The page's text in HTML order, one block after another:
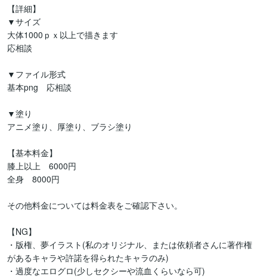
【詳細】
▼サイズ
大体1000ｐｘ以上で描きます
応相談
▼ファイル形式
基本png　応相談
▼塗り
アニメ塗り、厚塗り、ブラシ塗り
【基本料金】
膝上以上　6000円
全身　8000円
その他料金については料金表をご確認下さい。
【NG】
・版権、夢イラスト(私のオリジナル、または依頼者さんに著作権
があるキャラや許諾を得られたキャラのみ)
・過度なエログロ(少しセクシーや流血くらいなら可)